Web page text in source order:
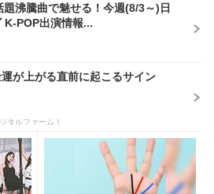
題沸騰曲で魅せる！今週(8/3～)日
K-POP出演情報...
運が上がる直前に起こるサイン
タルファーム )